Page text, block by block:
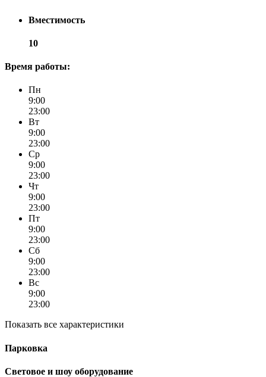
Вместимость
10
Время работы:
Пн
9:00
23:00
Вт
9:00
23:00
Ср
9:00
23:00
Чт
9:00
23:00
Пт
9:00
23:00
Сб
9:00
23:00
Вс
9:00
23:00
Показать все характеристики
Парковка
Световое и шоу оборудование